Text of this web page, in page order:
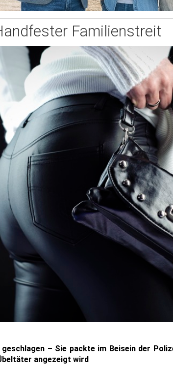
Familienstreit
– Sie packte im Beisein der
angezeigt wird